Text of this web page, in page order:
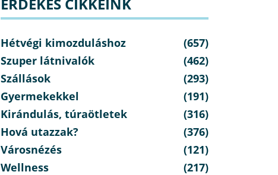
Hétvégi kimozduláshoz
(657)
Szuper látnivalók
(462)
Szállások
(293)
Gyermekekkel
(191)
Kirándulás, túraötletek
(316)
Hová utazzak?
(376)
Városnézés
(121)
Wellness
(217)